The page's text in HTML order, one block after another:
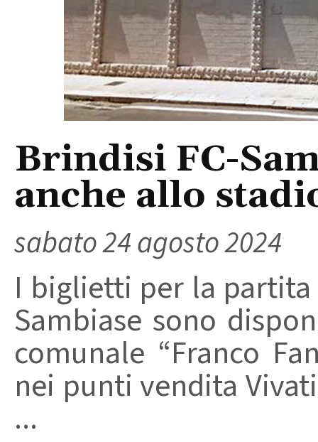
Brindisi FC-
anche allo
sabato 24 agosto 2024
I biglietti per la partita
Sambiase sono
comunale “Franco
nei punti vendita
...